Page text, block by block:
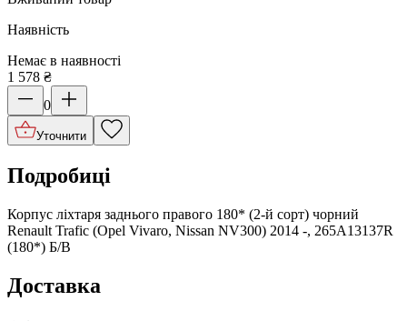
Наявність
Немає в наявності
1 578 ₴
0
Уточнити
Подробиці
Корпус ліхтаря заднього правого 180* (2-й сорт) чорний
Renault Trafic (Opel Vivaro, Nissan NV300) 2014 -, 265А13137R
(180*) Б/В
Доставка